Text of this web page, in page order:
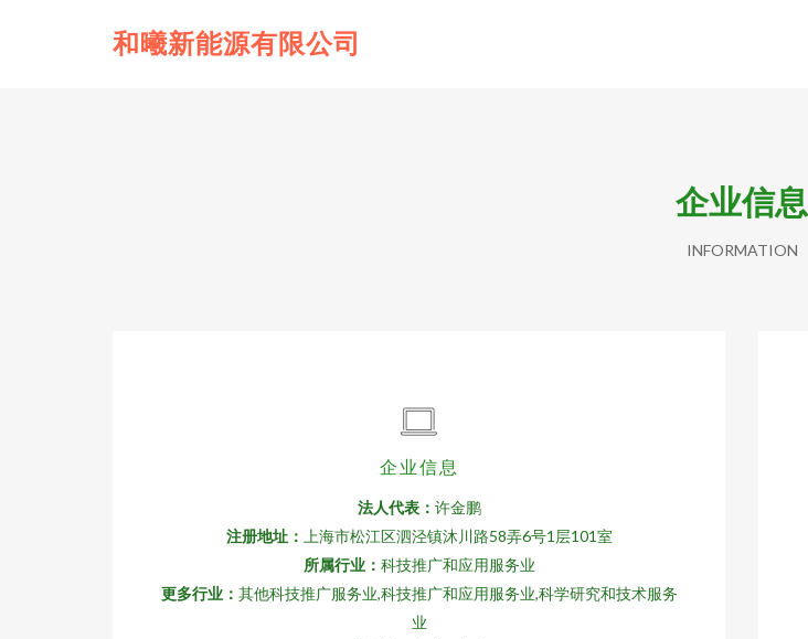
和曦新能源有限公司
企业信息
INFORMATION
企业信息
法人代表： 许金鹏
注册地址：
上海市松江区泗泾镇沐川路58弄6号1层101室
所属行业： 科技推广和应用服务业
更多行业： 其他科技推广服务业,科技推广和应用服务业,科学研究和技术服务
业